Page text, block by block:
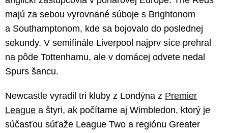
majú za sebou vyrovnané súboje s Brightonom
a Southamptonom, kde sa bojovalo do poslednej
sekundy. V semifinále Liverpool najprv síce prehral
na pôde Tottenhamu, ale v domácej odvete nedal
Spurs šancu.
Newcastle vyradil tri kluby z Londýna z Premier
League a štyri, ak počítame aj Wimbledon, ktorý je
súčasťou súťaže League Two a regiónu Greater